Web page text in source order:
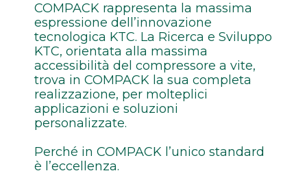
COMPACK rappresenta la massima
espressione dell’innovazione
tecnologica KTC. La Ricerca e Sviluppo
KTC, orientata alla massima
accessibilità del compressore a vite,
trova in COMPACK la sua completa
realizzazione, per molteplici
applicazioni e soluzioni
personalizzate.
Perché in COMPACK l’unico standard
è l’eccellenza.